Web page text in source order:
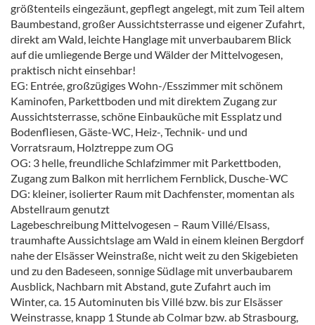
größtenteils eingezäunt, gepflegt angelegt, mit zum Teil altem
Baumbestand, großer Aussichtsterrasse und eigener Zufahrt,
direkt am Wald, leichte Hanglage mit unverbaubarem Blick
auf die umliegende Berge und Wälder der Mittelvogesen,
praktisch nicht einsehbar!
EG: Entrée, großzügiges Wohn-/Esszimmer mit schönem
Kaminofen, Parkettboden und mit direktem Zugang zur
Aussichtsterrasse, schöne Einbauküche mit Essplatz und
Bodenfliesen, Gäste-WC, Heiz-, Technik- und und
Vorratsraum, Holztreppe zum OG
OG: 3 helle, freundliche Schlafzimmer mit Parkettboden,
Zugang zum Balkon mit herrlichem Fernblick, Dusche-WC
DG: kleiner, isolierter Raum mit Dachfenster, momentan als
Abstellraum genutzt
Lagebeschreibung Mittelvogesen – Raum Villé/Elsass,
traumhafte Aussichtslage am Wald in einem kleinen Bergdorf
nahe der Elsässer Weinstraße, nicht weit zu den Skigebieten
und zu den Badeseen, sonnige Südlage mit unverbaubarem
Ausblick, Nachbarn mit Abstand, gute Zufahrt auch im
Winter, ca. 15 Autominuten bis Villé bzw. bis zur Elsässer
Weinstrasse, knapp 1 Stunde ab Colmar bzw. ab Strasbourg,